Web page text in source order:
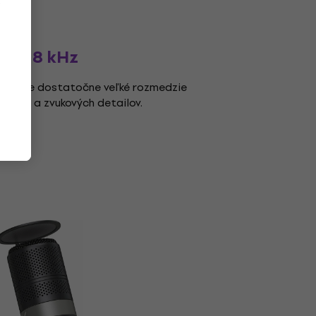
- 18 kHz
dostatočne veľké rozmedzie
a zvukových detailov.